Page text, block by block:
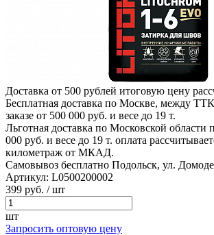
Доставка от 500 рублей итоговую цену
Бесплатная доставка по Москве, между
заказе от 500 000 руб. и весе до 19 т.
Льготная доставка по Московской области
000 руб. и весе до 19 т. оплата
километраж от МКАД.
Самовывоз бесплатно Подольск, ул.
Артикул: L0500200002
399 руб. / шт
шт
Запросить оптовую цену